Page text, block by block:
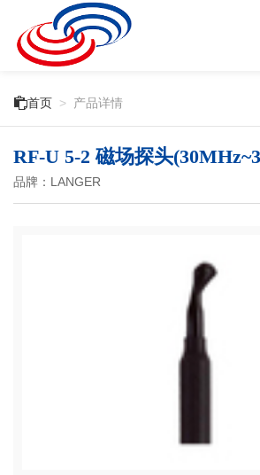
首页 > 产品详情
RF-U 5-2 磁场探头
品牌：LANGER